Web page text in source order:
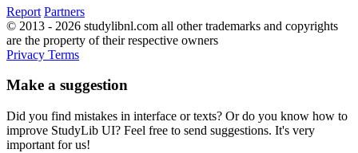
Report Partners
© 2013 - 2026 studylibnl.com all other trademarks and copyrights
are the property of their respective owners
Privacy Terms
Make a suggestion
Did you find mistakes in interface or texts? Or do you know how to
improve StudyLib UI? Feel free to send suggestions. It's very
important for us!